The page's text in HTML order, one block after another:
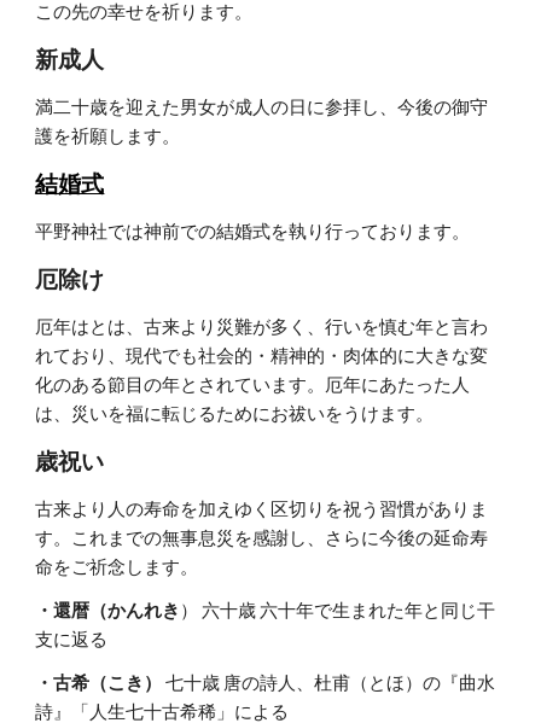
この先の幸せを祈ります。
新成人
満二十歳を迎えた男女が成人の日に参拝し、今後の御守
護を祈願します。
結婚式
平野神社では神前での結婚式を執り行っております。
厄除け
厄年はとは、古来より災難が多く、行いを慎む年と言わ
れており、現代でも社会的・精神的・肉体的に大きな変
化のある節目の年とされています。厄年にあたった人
は、災いを福に転じるためにお祓いをうけます。
歳祝い
古来より人の寿命を加えゆく区切りを祝う習慣がありま
す。これまでの無事息災を感謝し、さらに今後の延命寿
命をご祈念します。
・還暦（かんれき ） 六十歳 六十年で生まれた年と同じ干
支に返る
・古希（こき）
七十歳 唐の詩人、杜甫（とほ）の『曲水
詩』「人生七十古希稀」による